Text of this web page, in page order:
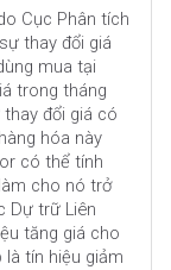
Cục Phân tích
thay đổi giá
mua tại
trong tháng
đổi giá có
hóa này
có thể tính
cho nó trở
Dự trữ Liên
tăng giá cho
tín hiệu giảm